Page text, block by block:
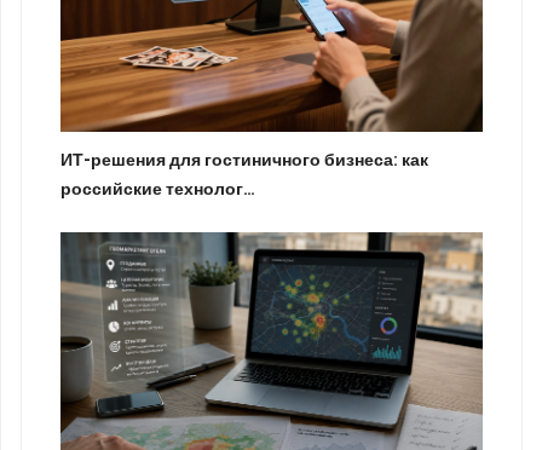
ИТ-решения для гостиничного бизнеса: как
российские технолог…